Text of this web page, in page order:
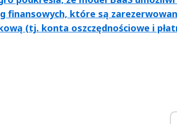
finansowych, które są
(tj. konta oszczędnościowe i